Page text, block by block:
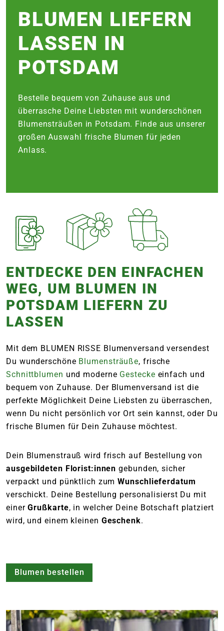
BLUMEN LIEFERN
LASSEN IN
POTSDAM
Bestelle bequem von Zuhause aus und
überrasche Deine Liebsten mit wunderschönen
Blumensträußen in Potsdam. Finde aus unserer
großen Auswahl frische Blumen für jeden
Anlass.
ENTDECKE DEN EINFACHEN
WEG, UM BLUMEN IN
POTSDAM LIEFERN ZU
LASSEN
Mit dem BLUMEN RISSE Blumenversand versendest
Du wunderschöne Blumensträuße, frische
Schnittblumen und moderne Gestecke einfach und
bequem von Zuhause. Der Blumenversand ist die
perfekte Möglichkeit Deine Liebsten zu überraschen,
wenn Du nicht persönlich vor Ort sein kannst, oder Du
frische Blumen für Dein Zuhause möchtest.
Dein Blumenstrauß wird frisch auf Bestellung von
ausgebildeten Florist:innen gebunden, sicher
verpackt und pünktlich zumWunschlieferdatum
verschickt. Deine Bestellung personalisierst Du mit
einerGrußkarte, in welcher Deine Botschaft platziert
wird, und einem kleinen Geschenk.
Blumen bestellen